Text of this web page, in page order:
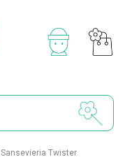
Sansevieria Twister